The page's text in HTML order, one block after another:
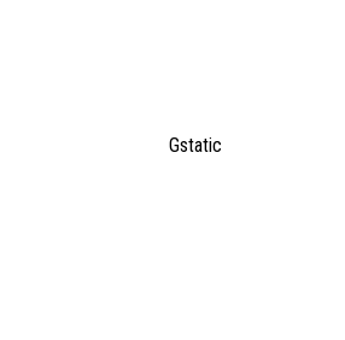
Gstatic